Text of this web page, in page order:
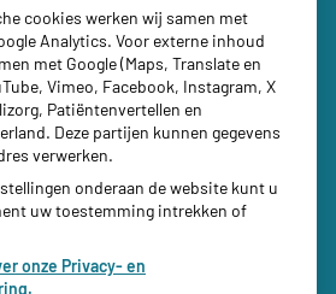
cookies werken wij samen met
Analytics. Voor externe inhoud
met Google (Maps, Translate en
Vimeo, Facebook, Instagram, X
Patiëntenvertellen en
Deze partijen kunnen gegevens
verwerken.
onderaan de website kunt u
uw toestemming intrekken of
onze Privacy- en